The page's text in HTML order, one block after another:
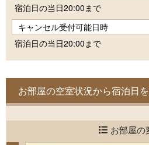
宿泊日の当日20:00まで
キャンセル受付可能日時
宿泊日の当日20:00まで
お部屋の空室状況から宿泊日
お部屋の